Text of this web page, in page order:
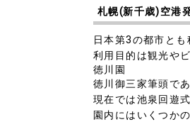
札幌(新千歳)空港
日本第3の都市とも
利用目的は観光や
徳川園
徳川御三家筆頭で
現在では池泉回遊
園内にはいくつか